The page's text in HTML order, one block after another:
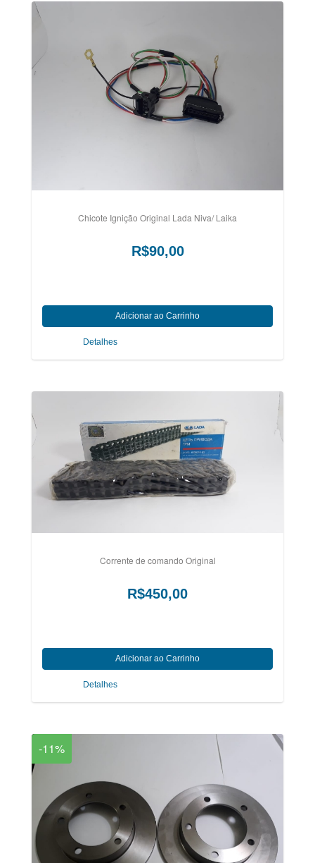
Chicote Ignição Original Lada Niva/ Laika
R$90,00
Detalhes
Corrente de comando Original
R$450,00
Detalhes
-11%